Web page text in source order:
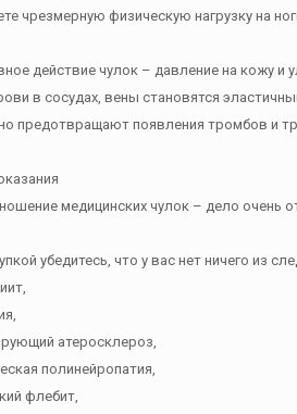
чрезмерную физическую нагрузку на
действие чулок – давление на кожу и
в сосудах, вены становятся
предотвращают появления тромбов и
медицинских чулок – дело очень
убедитесь, что у вас нет ничего из
атеросклероз,
полинейропатия,
флебит,